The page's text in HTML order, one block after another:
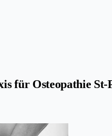
für Osteopathie